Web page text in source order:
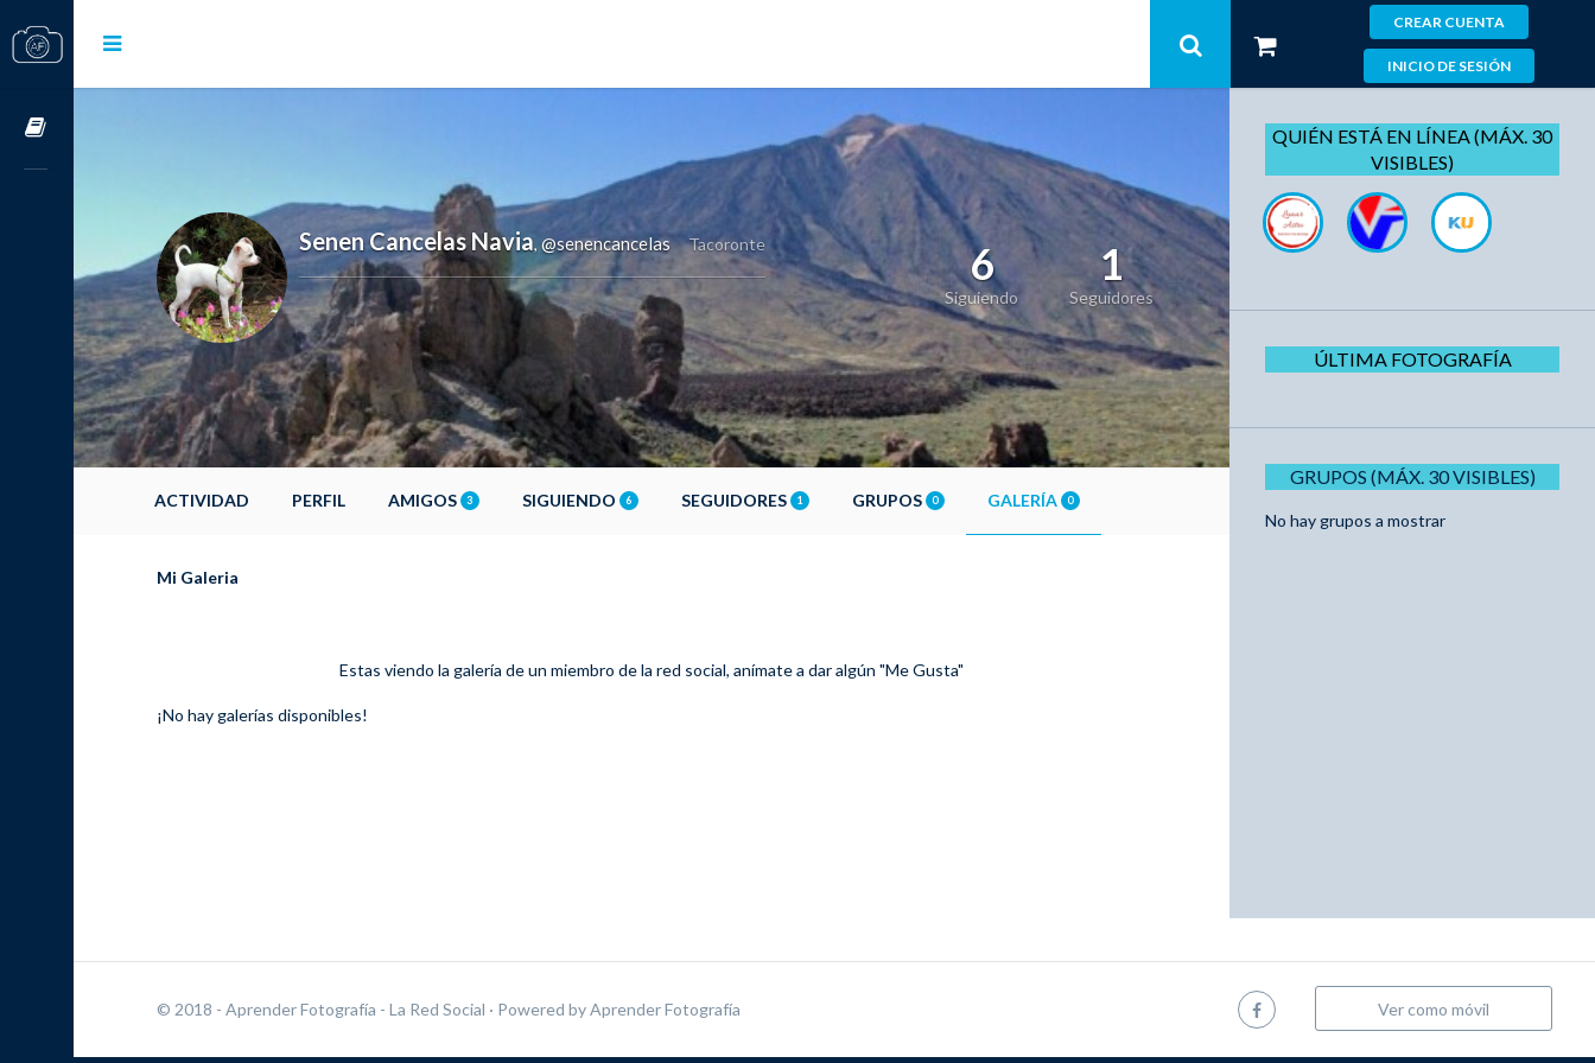
CREAR CUENTA
INICIO DE SESIÓN
Senen Cancelas Navia, @senencancelas Tacoronte 6
Siguiendo
1
Seguidores
ACTIVIDAD PERFIL AMIGOS 3 SIGUIENDO 6 SEGUIDORES 1 GRUPOS 0 GALERÍA 0
Mi Galeria
Estas viendo la galería de un miembro de la red social, anímate a dar algún "Me Gusta"
¡No hay galerías disponibles!
QUIÉN ESTÁ EN LÍNEA (MÁX. 30
VISIBLES)
ÚLTIMA FOTOGRAFÍA
GRUPOS (MÁX. 30 VISIBLES)
No hay grupos a mostrar
© 2018 - Aprender Fotografía - La Red Social · Powered byAprender Fotografía